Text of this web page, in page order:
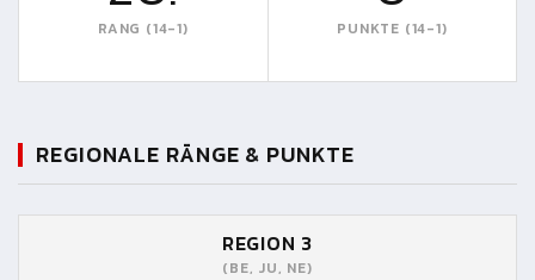
RANG (14-1) PUNKTE (14-1)
REGIONALE RÄNGE & PUNKTE
REGION 3
(BE, JU, NE)